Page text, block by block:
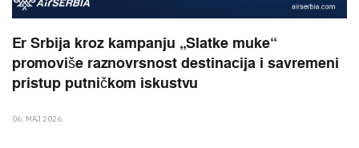
Er Srbija kroz kampanju „Slatke muke“
promoviše raznovrsnost destinacija i savremeni
pristup putničkom iskustvu
06. MAJ 2026.